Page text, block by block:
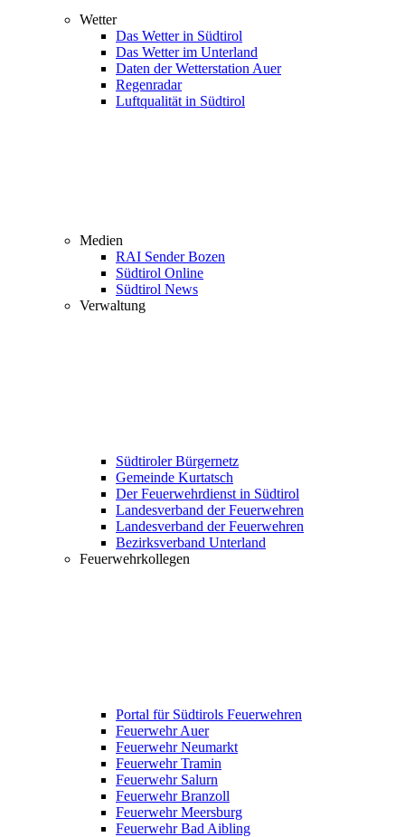
Wetter
Das Wetter in Südtirol
Das Wetter im Unterland
Daten der Wetterstation Auer
Regenradar
Luftqualität in Südtirol
Medien
RAI Sender Bozen
Südtirol Online
Südtirol News
Verwaltung
Südtiroler Bürgernetz
Gemeinde Kurtatsch
Der Feuerwehrdienst in Südtirol
Landesverband der Feuerwehren
Landesverband der Feuerwehren
Bezirksverband Unterland
Feuerwehrkollegen
Portal für Südtirols Feuerwehren
Feuerwehr Auer
Feuerwehr Neumarkt
Feuerwehr Tramin
Feuerwehr Salurn
Feuerwehr Branzoll
Feuerwehr Meersburg
Feuerwehr Bad Aibling